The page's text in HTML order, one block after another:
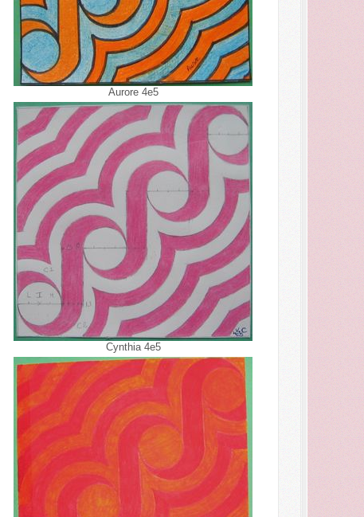
Aurore 4e5
Cynthia 4e5